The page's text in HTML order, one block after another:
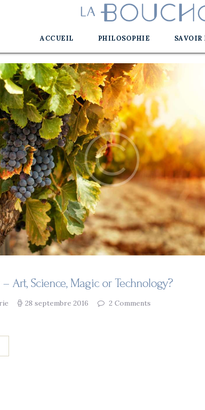
ACCUEIL PHILOSOPHIE SAVOIR
Art, Science, Magic or Technology?
28 septembre 2016 2 Comments